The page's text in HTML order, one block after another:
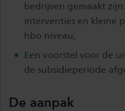
bedrijven gemaakt
interventies en kleine
hbo niveau;
Een voorstel voor de
de subsidieperiode
De aanpak